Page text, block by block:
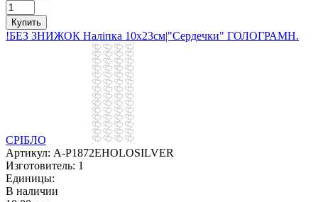
Купить
!БЕЗ ЗНИЖОК Наліпка 10х23см|"Сердечки" ГОЛОГРАМН.
СРІБЛО
Артикул: A-P1872EHOLOSILVER
Изготовитель: 1
Единицы:
В наличии